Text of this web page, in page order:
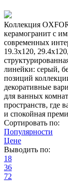
Коллекция
керамогранит с
современных
19.3x120,
линейки: серый,
позиций
декоративные
для ванных
пространств, где
и спокойная
Сортировать по:
Популярности
Цене
Выводить по:
18
36
72